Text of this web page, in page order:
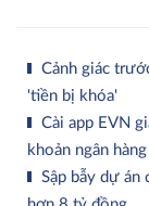
Cảnh giác
'tiền bị khóa'
Cài app EVN
khoản ngân hàng
Sập bẫy dự